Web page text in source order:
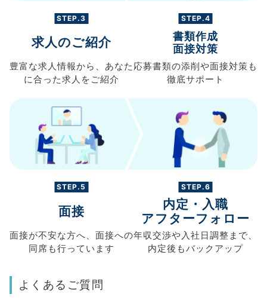
STEP.3
求人のご紹介
豊富な求人情報から、 あなた
に合った求人を ご紹介
STEP.4
書類作成
面接対策
応募書類の添削や面接対策も
徹底サポート
STEP.5
面接
面接が不安な方へ、 面接への
同席も行っています
STEP.6
内定・入職
アフターフォロー
年収交渉や入社日調整まで、
内定後もバックアップ
よくあるご質問